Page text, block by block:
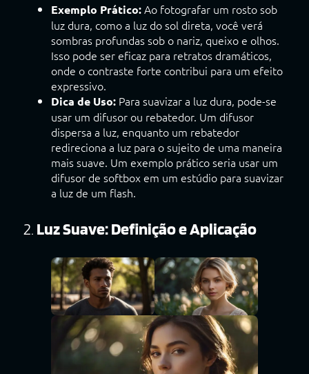
Exemplo Prático:Ao fotografar um rosto sob
luz dura, como a luz do sol direta, você verá
sombras profundas sob o nariz, queixo e olhos.
Isso pode ser eficaz para retratos dramáticos,
onde o contraste forte contribui para um efeito
expressivo.
Dica de Uso:Para suavizar a luz dura, pode-se
usar um difusor ou rebatedor. Um difusor
dispersa a luz, enquanto um rebatedor
redireciona a luz para o sujeito de uma maneira
mais suave. Um exemplo prático seria usar um
difusor de softbox em um estúdio para suavizar
a luz de um flash.
2. Luz Suave: Definição e Aplicação